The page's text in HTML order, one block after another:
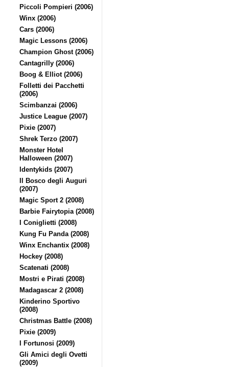
Piccoli Pompieri (2006)
Winx (2006)
Cars (2006)
Magic Lessons (2006)
Champion Ghost (2006)
Cantagrilly (2006)
Boog & Elliot (2006)
Folletti dei Pacchetti
(2006)
Scimbanzai (2006)
Justice League (2007)
Pixie (2007)
Shrek Terzo (2007)
Monster Hotel
Halloween (2007)
Identykids (2007)
Il Bosco degli Auguri
(2007)
Magic Sport 2 (2008)
Barbie Fairytopia (2008)
I Coniglietti (2008)
Kung Fu Panda (2008)
Winx Enchantix (2008)
Hockey (2008)
Scatenati (2008)
Mostri e Pirati (2008)
Madagascar 2 (2008)
Kinderino Sportivo
(2008)
Christmas Battle (2008)
Pixie (2009)
I Fortunosi (2009)
Gli Amici degli Ovetti
(2009)